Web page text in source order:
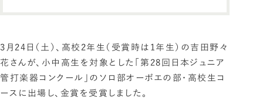
3月24日（土）、高校2年生（受賞時は1年生）の吉田野々
花さんが、小中高生を対象とした「第28回日本ジュニア
管打楽器コンクール」のソロ部オーボエの部・高校生コ
ースに出場し、金賞を受賞しました。